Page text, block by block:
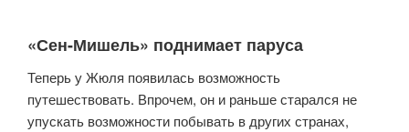
«Сен-Мишель» поднимает паруса
Теперь у Жюля появилась возможность
путешествовать. Впрочем, он и раньше старался не
упускать возможности побывать в других странах,